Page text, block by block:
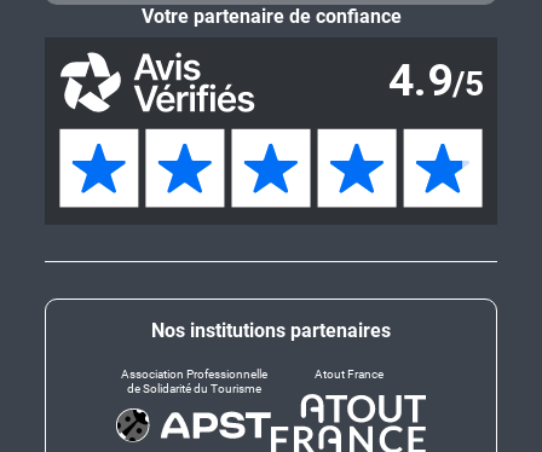
Nos institutions partenaires
Association Professionnelle
de Solidarité du Tourisme
Atout France
Votre partenaire de confiance